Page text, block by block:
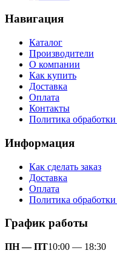
Навигация
Каталог
Производители
О компании
Как купить
Доставка
Оплата
Контакты
Политика
Информация
Как сделать заказ
Доставка
Оплата
Политика
График работы
ПН — ПТ10:00 — 18:30